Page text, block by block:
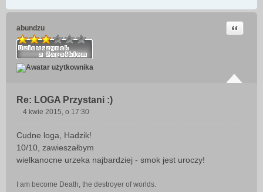
abundzu
Re: LOGA Przystani :)
Cytuj
s
t
4 kwie 2015, o 17:30
Cudne loga, Hadzik!
10/10, zawieszałbym
wielkanocne urzeka najbardziej - smok jest uroczy!
I am become Death, the destroyer of worlds.